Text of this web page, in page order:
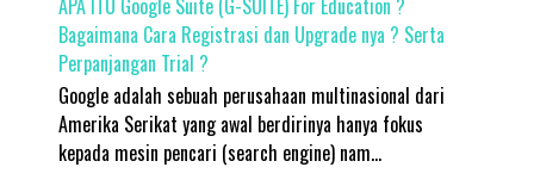
Bagaimana Cara Registrasi dan Upgrade nya ? Serta
Perpanjangan Trial ?
Google adalah sebuah perusahaan multinasional dari
Amerika Serikat yang awal berdirinya hanya fokus
kepada mesin pencari (search engine) nam...